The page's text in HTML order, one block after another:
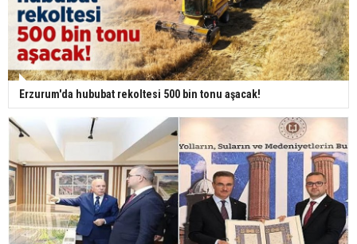
Erzurum'da hububat rekoltesi 500 bin tonu aşacak!